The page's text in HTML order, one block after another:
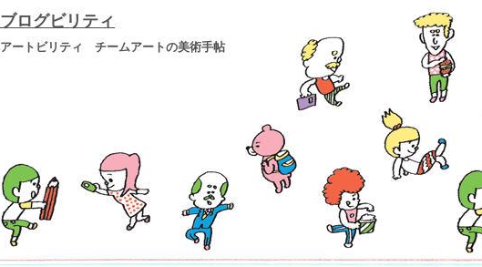
ブログビリティ
アートビリティ チームアートの美術手帖